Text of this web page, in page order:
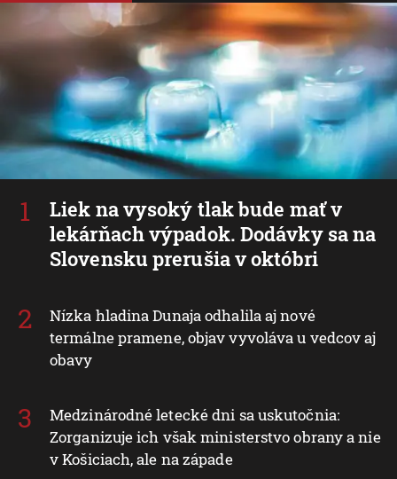
Liek na vysoký tlak bude mať v
lekárňach výpadok. Dodávky sa na
Slovensku prerušia v októbri
Nízka hladina Dunaja odhalila aj nové
termálne pramene, objav vyvoláva u vedcov aj
obavy
Medzinárodné letecké dni sa uskutočnia:
Zorganizuje ich však ministerstvo obrany a nie
v Košiciach, ale na západe